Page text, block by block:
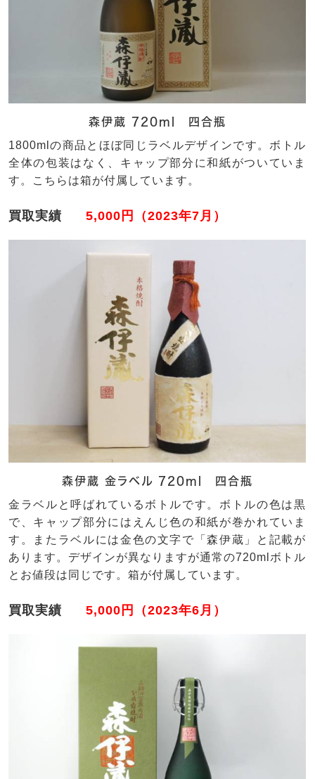
森伊蔵 720ml 四合瓶
1800mlの商品とほぼ同じラベルデザインです。ボトル
全体の包装はなく、キャップ部分に和紙がついていま
す。こちらは箱が付属しています。
買取実績 5,000円（2023年7月）
森伊蔵 金ラベル 720ml 四合瓶
金ラベルと呼ばれているボトルです。ボトルの色は黒
で、キャップ部分にはえんじ色の和紙が巻かれていま
す。またラベルには金色の文字で「森伊蔵」と記載が
あります。デザインが異なりますが通常の720mlボトル
とお値段は同じです。箱が付属しています。
買取実績 5,000円（2023年6月）